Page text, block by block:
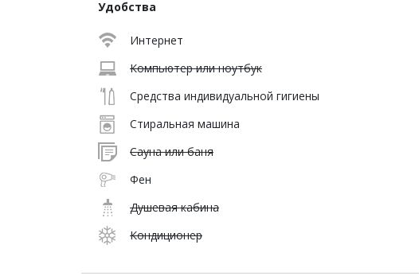
Удобства
Интернет
Компьютер или ноутбук
Средства индивидуальной гигиены
Стиральная машина
Сауна или баня
Фен
Душевая кабина
Кондиционер